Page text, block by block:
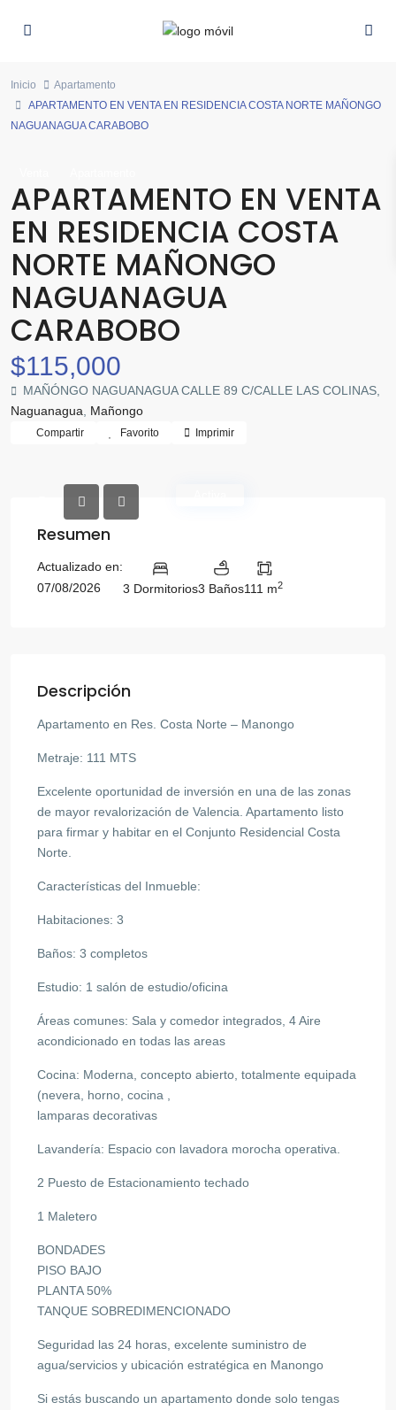
Inicio
Apartamento
APARTAMENTO EN VENTA EN RESIDENCIA COSTA NORTE MAÑONGO
NAGUANAGUA CARABOBO
APARTAMENTO EN VENTA
EN RESIDENCIA COSTA
NORTE MAÑONGO
NAGUANAGUA
CARABOBO
$115,000
MAÑÓNGO NAGUANAGUA CALLE 89 C/CALLE LAS COLINAS,
Naguanagua
Mañongo
Compartir Favorito Imprimir
Resumen
Actualizado en:
07/08/2026
3 Dormitorios3 Baños111 m2
Descripción
Apartamento en Res. Costa Norte – Manongo
Metraje: 111 MTS
Excelente oportunidad de inversión en una de las zonas
de mayor revalorización de Valencia. Apartamento listo
para firmar y habitar en el Conjunto Residencial Costa
Norte.
Características del Inmueble:
Habitaciones: 3
Baños: 3 completos
Estudio: 1 salón de estudio/oficina
Áreas comunes: Sala y comedor integrados, 4 Aire
acondicionado en todas las areas
Cocina: Moderna, concepto abierto, totalmente equipada
(nevera, horno, cocina ,
lamparas decorativas
Lavandería: Espacio con lavadora morocha operativa.
2 Puesto de Estacionamiento techado
1 Maletero
BONDADES
PISO BAJO
PLANTA 50%
TANQUE SOBREDIMENCIONADO
Seguridad las 24 horas, excelente suministro de
agua/servicios y ubicación estratégica en Manongo
Si estás buscando un apartamento donde solo tengas